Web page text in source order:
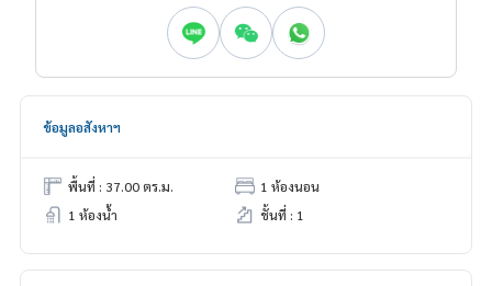
ข้อมูลอสังหาฯ
พื้นที่ : 37.00 ตร.ม.
1 ห้องนอน
1 ห้องน้ำ
ชั้นที่ : 1